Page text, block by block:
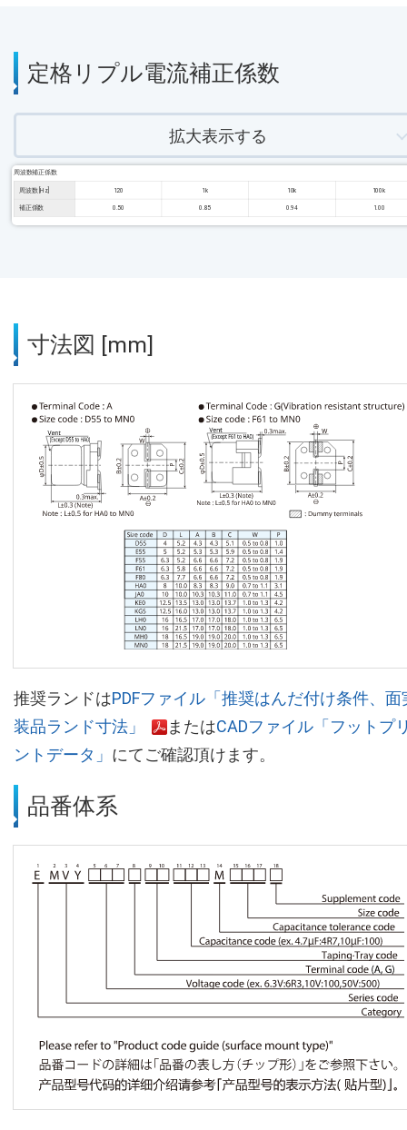
定格リプル電流補正係数
拡大表示する
周波数補正係数
周波数 [Hz] 120 1k 10k 100k
補正係数 0.50 0.85 0.94 1.00
寸法図 [mm]
推奨ランドはPDFファイル「推奨はんだ付け条件、面
装品ランド寸法」
またはCADファイル「フットプ
ントデータ」 にてご確認頂けます。
品番体系